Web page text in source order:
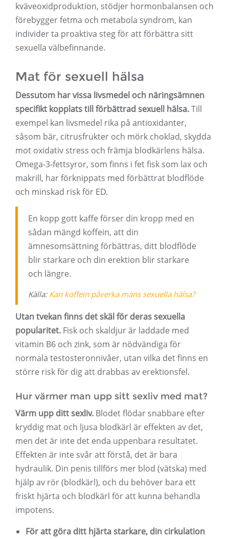
kväveoxidproduktion, stödjer hormonbalansen och
förebygger fetma och metabola syndrom, kan
individer ta proaktiva steg för att förbättra sitt
sexuella välbefinnande.
Mat för sexuell hälsa
Dessutom har vissa livsmedel och näringsämnen
specifikt kopplats till förbättrad sexuell hälsa.Till
exempel kan livsmedel rika på antioxidanter,
såsom bär, citrusfrukter och mörk choklad, skydda
mot oxidativ stress och främja blodkärlens hälsa.
Omega-3-fettsyror, som finns i fet fisk som lax och
makrill, har förknippats med förbättrat blodflöde
och minskad risk för ED.
En kopp gott kaffe förser din kropp med en
sådan mängd koffein, att din
ämnesomsättning förbättras, ditt blodflöde
blir starkare och din erektion blir starkare
och längre.
Källa: Kan koffein påverka mäns sexuella hälsa?
Utan tvekan finns det skäl för deras sexuella
popularitet. Fisk och skaldjur är laddade med
vitamin B6 och zink, som är nödvändiga för
normala testosteronnivåer, utan vilka det finns en
större risk för dig att drabbas av erektionsfel.
Hur värmer man upp sitt sexliv med mat?
Värm upp ditt sexliv. Blodet flödar snabbare efter
kryddig mat och ljusa blodkärl är effekten av det,
men det är inte det enda uppenbara resultatet.
Effekten är inte svår att förstå, det är bara
hydraulik. Din penis tillförs mer blod (vätska) med
hjälp av rör (blodkärl), och du behöver bara ett
friskt hjärta och blodkärl för att kunna behandla
impotens.
För att göra ditt hjärta starkare, din cirkulation